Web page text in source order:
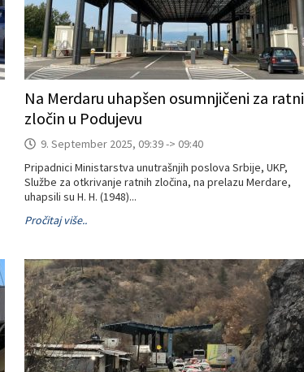
Na Merdaru uhapšen osumnjičeni za ratni
zločin u Podujevu
9. September 2025, 09:39 -> 09:40
Pripadnici Ministarstva unutrašnjih poslova Srbije, UKP,
Službe za otkrivanje ratnih zločina, na prelazu Merdare,
uhapsili su H. H. (1948)...
Pročitaj više..